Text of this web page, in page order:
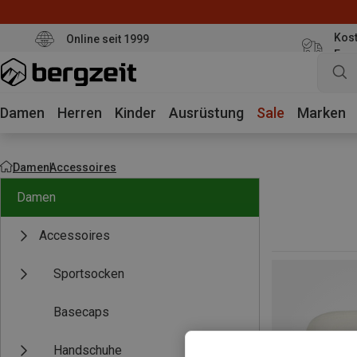
Online seit 1999
Euro
Damen Herren Kinder Ausrüstung Sale Marken
DamenAccessoires
Damen
Accessoires
Sportsocken
Basecaps
Handschuhe